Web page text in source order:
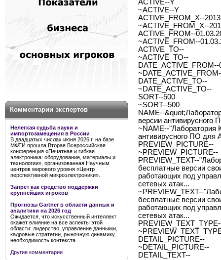
Комментарии экспертов
Нелегкая судьба науки и
импортозамещения в России
В двадцатых числах июня 2026 г. на базе
МФТИ прошла Вторая Всероссийская
конференция «Печатная и гибкая
электроника: оборудование, материалы и
технологии», организованная Научным
центров мирового уровня «Центр
перспективной микроэлектроники».
Запрет как средство поддержки
крупнейших игроков
Прогнозы Gartner в области данных и
аналитики на 2026 год
Ожидается, что искусственный интеллект
окажет влияние на все аспекты этой
области: лидерство, управление данными,
кадровые стратегии, рыночную динамику,
необходимость контекста ...
Другие комментарии
ACTIVE--Y
~ACTIVE--Y
ACTIVE_FROM_X--
~ACTIVE_FROM_X--
ACTIVE_FROM--
~ACTIVE_FROM--
ACTIVE_TO--
~ACTIVE_TO--
DATE_ACTIVE_FROM--
DATE_ACTIVE_TO--
~DATE_ACTIVE_TO--
SORT--500
~SORT--500
NAME--
версии антивирусного
~NAME--"Лаборатория
антивирусного ПО для
PREVIEW_PICTURE--
~PREVIEW_PICTURE--
PREVIEW_TEXT--
бесплатные версии
работающих под
сетевых атак...
~PREVIEW_TEXT--
бесплатные версии
работающих под
сетевых атак...
DETAIL_PICTURE--
~DETAIL_PICTURE--
DETAIL_TEXT--